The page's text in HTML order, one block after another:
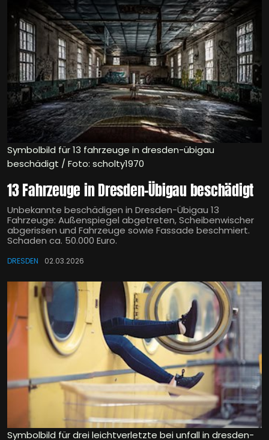
Symbolbild für 13 fahrzeuge in dresden-übigau
beschädigt / Foto: scholty1970
13 Fahrzeuge in Dresden-Übigau beschädigt
Unbekannte beschädigen in Dresden-Übigau 13
Fahrzeuge: Außenspiegel abgetreten, Scheibenwischer
abgerissen und Fahrzeuge sowie Fassade beschmiert.
Schaden ca. 50.000 Euro.
DRESDEN 02.03.2026
Symbolbild für drei leichtverletzte bei unfall in dresden-